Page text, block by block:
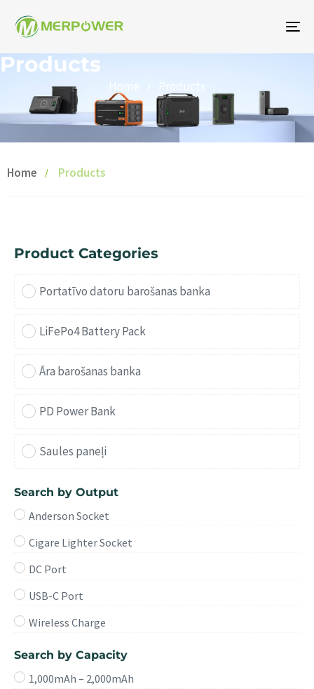
Products
Home Products
Home Products
Product Categories
Portatīvo datoru barošanas banka
LiFePo4 Battery Pack
Āra barošanas banka
PD Power Bank
Saules paneļi
Search by Output
Anderson Socket
Cigare Lighter Socket
DC Port
USB-C Port
Wireless Charge
Search by Capacity
1,000mAh – 2,000mAh